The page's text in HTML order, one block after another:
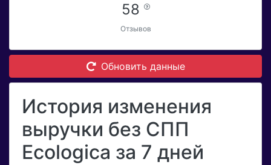
58
Отзывов
Обновить данные
История изменения
выручки без СПП
Ecologica за 7 дней